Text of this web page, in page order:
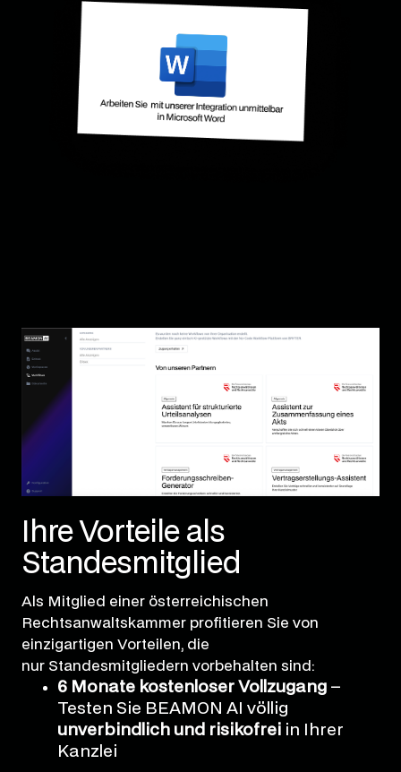
Ihre Vorteile als
Standesmitglied
Als Mitglied einer österreichischen
Rechtsanwaltskammer profitieren Sie von
einzigartigen Vorteilen, die
nur Standesmitgliedern vorbehalten sind:
6 Monate kostenloser Vollzugang –
Testen Sie BEAMON AI völlig
unverbindlich und risikofrei in Ihrer
Kanzlei